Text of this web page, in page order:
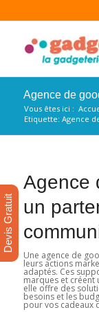
Agence de
Vous êtes ici :
Etiquette: Agence
Agence
un
Une agence de
leurs actions
adaptés. Ces
marques et créent
elle offre des
besoins et les
pour vos cadeaux
Devis Gratuit